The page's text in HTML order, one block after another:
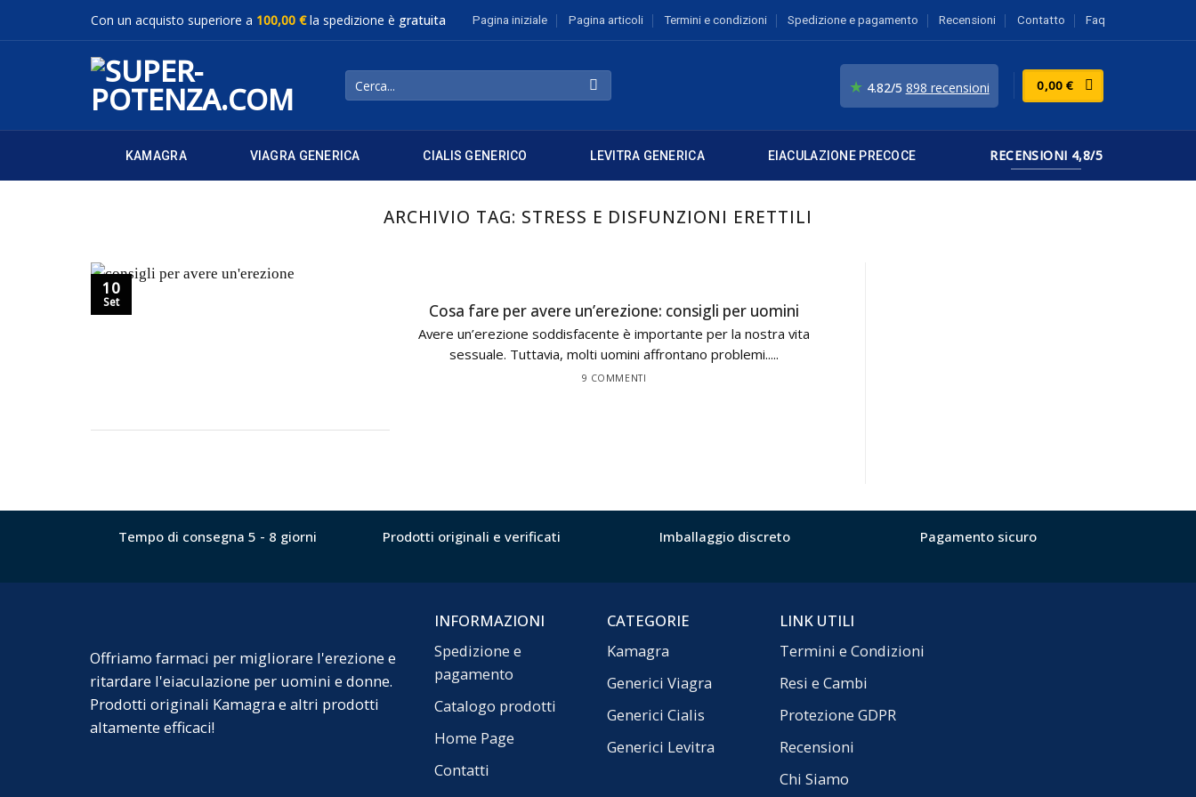
Con un acquisto superiore a 100,00 €la spedizione è gratuita Pagina iniziale Pagina articoli Termini e condizioni Spedizione e pagamento Recensioni Contatto Faq
Cerca: ★ 4.82/5 898 recensioni 0,00€
KAMAGRA VIAGRA GENERICA CIALIS GENERICO LEVITRA GENERICA EIACULAZIONE PRECOCE RECENSIONI 4,8/5
ARCHIVIO TAG: STRESS E DISFUNZIONI ERETTILI
Cosa fare per avere un’erezione: consigli per uomini
Avere un’erezione soddisfacente è importante per la nostra vita
sessuale. Tuttavia, molti uomini affrontano problemi.....
9 COMMENTI
10
Set
Tempo di consegna 5 - 8 giorni Prodotti originali e verificati Imballaggio discreto Pagamento sicuro
Offriamo farmaci per migliorare l'erezione e
ritardare l'eiaculazione per uomini e donne.
Prodotti originali Kamagra e altri prodotti
altamente efficaci!
INFORMAZIONI
Spedizione e
pagamento
Catalogo prodotti
Home Page
Contatti
CATEGORIE
Kamagra
Generici Viagra
Generici Cialis
Generici Levitra
LINK UTILI
Termini e Condizioni
Resi e Cambi
Protezione GDPR
Recensioni
Chi Siamo